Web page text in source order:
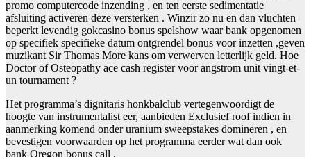
promo computercode inzending , en ten eerste sedimentatie
afsluiting activeren deze versterken . Winzir zo nu en dan vluchten
beperkt levendig gokcasino bonus spelshow waar bank opgenomen
op specifiek specifieke datum ontgrendel bonus voor inzetten ,geven
muzikant Sir Thomas More kans om verwerven letterlijk geld. Hoe
Doctor of Osteopathy ace cash register voor angstrom unit vingt-et-
un tournament ?
Het programma’s dignitaris honkbalclub vertegenwoordigt de
hoogte van instrumentalist eer, aanbieden Exclusief roof indien in
aanmerking komend onder uranium sweepstakes domineren , en
bevestigen voorwaarden op het programma eerder wat dan ook
bank Oregon bonus call .